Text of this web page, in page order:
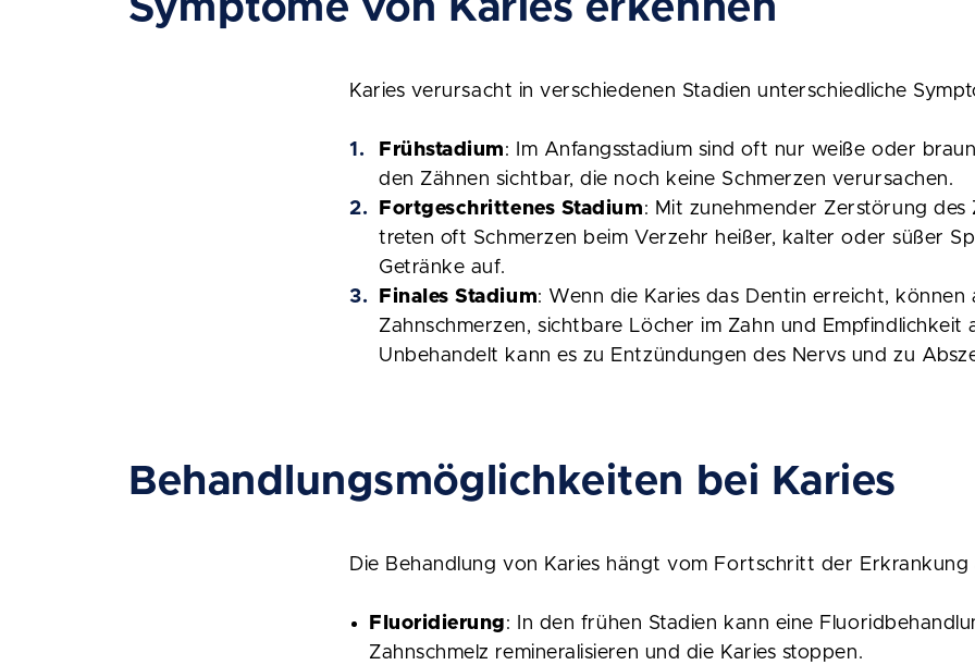
Symptome von Karies erkennen
Karies verursacht in verschiedenen Stadien unterschiedliche
Frühstadium: Im Anfangsstadium sind oft nur weiße oder
den Zähnen sichtbar, die noch keine Schmerzen verursachen.
Fortgeschrittenes Stadium: Mit zunehmender Zerstörung des
treten oft Schmerzen beim Verzehr heißer, kalter oder süßer
Getränke auf.
Finales Stadium: Wenn die Karies das Dentin erreicht, können
Zahnschmerzen, sichtbare Löcher im Zahn und Empfindlichkeit
Unbehandelt kann es zu Entzündungen des Nervs und zu
Behandlungsmöglichkeiten bei Karies
Die Behandlung von Karies hängt vom Fortschritt der Erkrankung
Fluoridierung: In den frühen Stadien kann eine
Zahnschmelz remineralisieren und die Karies stoppen.